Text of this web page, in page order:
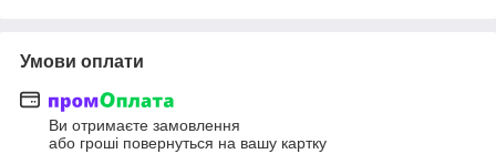
Умови оплати
Ви отримаєте замовлення
або гроші повернуться на вашу картку